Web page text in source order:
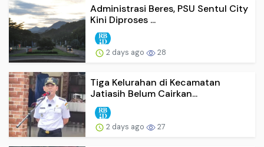
Administrasi Beres, PSU Sentul City
Kini Diproses ...
2 days ago 28
Tiga Kelurahan di Kecamatan
Jatiasih Belum Cairkan...
2 days ago 27